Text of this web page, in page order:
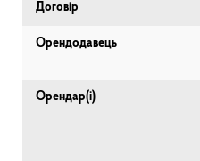
Договір
Орендодавець
Орендар(і)